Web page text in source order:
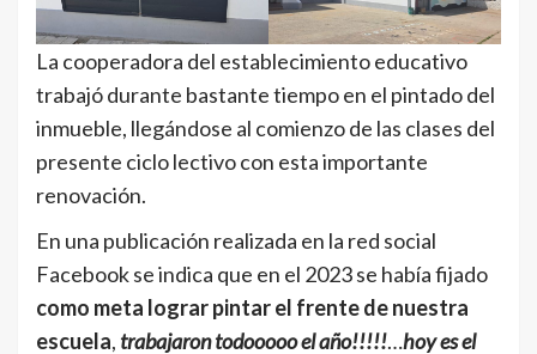
La cooperadora del establecimiento educativo
trabajó durante bastante tiempo en el pintado del
inmueble, llegándose al comienzo de las clases del
presente ciclo lectivo con esta importante
renovación.
En una publicación realizada en la red social
Facebook se indica que en el 2023 se había fijado
como meta lograr pintar el frente de nuestra
escuela, trabajaron todooooo el año!!!!!…hoy es el